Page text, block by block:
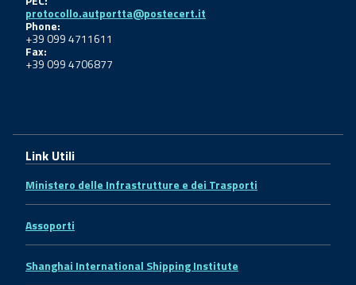
protocollo.autportta@postecert.it
Phone:
+39 099 4711611
Fax:
+39 099 4706877
Link Utili
Ministero delle Infrastrutture e dei Trasporti
Assoporti
Shanghai International Shipping Institute